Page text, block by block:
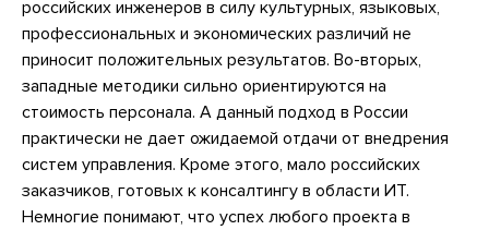
российских инженеров в силу культурных, языковых,
профессиональных и экономических различий не
приносит положительных результатов. Во-вторых,
западные методики сильно ориентируются на
стоимость персонала. А данный подход в России
практически не дает ожидаемой отдачи от внедрения
систем управления. Кроме этого, мало российских
заказчиков, готовых к консалтингу в области ИТ.
Немногие понимают, что успех любого проекта в